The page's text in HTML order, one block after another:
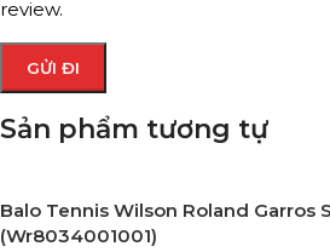
review.
Sản phẩm tương tự
Balo Tennis Wilson Roland Garros
(Wr8034001001)